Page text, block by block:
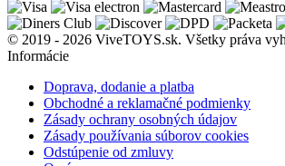
© 2019 - 2026 ViveTOYS.sk. Všetky práva
Informácie
Doprava, dodanie a platba
Obchodné a reklamačné podmienky
Zásady ochrany osobných údajov
Zásady používania súborov cookies
Odstúpenie od zmluvy